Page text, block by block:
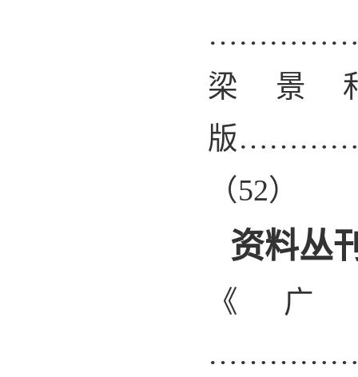
梁景
版
（52）
资料丛
《